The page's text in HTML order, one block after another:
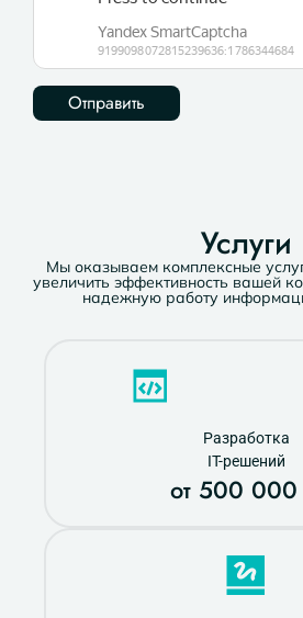
Услуги
Мы оказываем комплексные
увеличить эффективность вашей
надежную работу
Разработка
IT-решений
от 500